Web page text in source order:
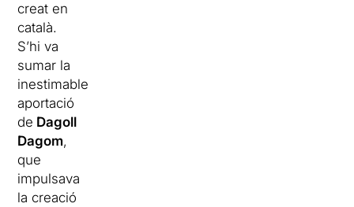
creat en
català.
S’hi va
sumar la
inestimable
aportació
de Dagoll
Dagom,
que
impulsava
la creació